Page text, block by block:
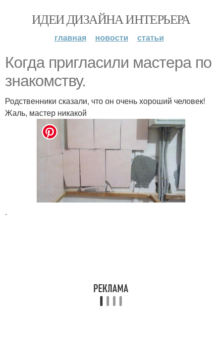
ИДЕИ ДИЗАЙНА ИНТЕРЬЕРА
главная новости статьи
Когда пригласили мастера по
знакомству.
Родственники сказали, что он очень хороший человек!
Жаль, мастер никакой
.